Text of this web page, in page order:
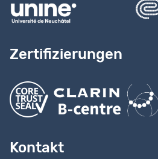
Zertifizierungen
Kontakt